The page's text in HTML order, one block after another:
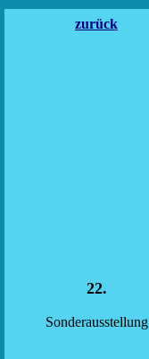
zurück
22.
Sonderausstellung